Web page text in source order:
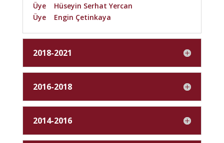
Üye Hüseyin Serhat Yercan
Üye Engin Çetinkaya
2018-2021
2016-2018
2014-2016